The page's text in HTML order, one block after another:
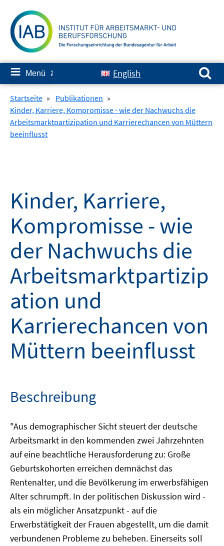
zum
Inhalt
≡ Menü ✘ English
Suchen nach:
Startseite » Publikationen »
Kinder, Karriere, Kompromisse - wie der Nachwuchs die
Arbeitsmarktpartizipation und Karrierechancen von Müttern
beeinflusst
Kinder, Karriere,
Kompromisse - wie
der Nachwuchs die
Arbeitsmarktpartizip
ation und
Karrierechancen von
Müttern beeinflusst
Beschreibung
"Aus demographischer Sicht steuert der deutsche
Arbeitsmarkt in den kommenden zwei Jahrzehnten
auf eine beachtliche Herausforderung zu: Große
Geburtskohorten erreichen demnächst das
Rentenalter, und die Bevölkerung im erwerbsfähigen
Alter schrumpft. In der politischen Diskussion wird -
als ein möglicher Ansatzpunkt - auf die
Erwerbstätigkeit der Frauen abgestellt, um die damit
verbundenen Probleme zu beheben. Einerseits soll